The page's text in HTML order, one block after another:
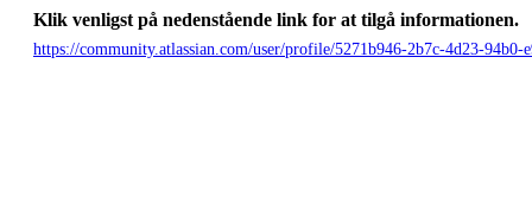
Klik venligst på nedenstående link for at tilgå informationen.
https://community.atlassian.com/user/profile/5271b946-2b7c-4d23-94b0-